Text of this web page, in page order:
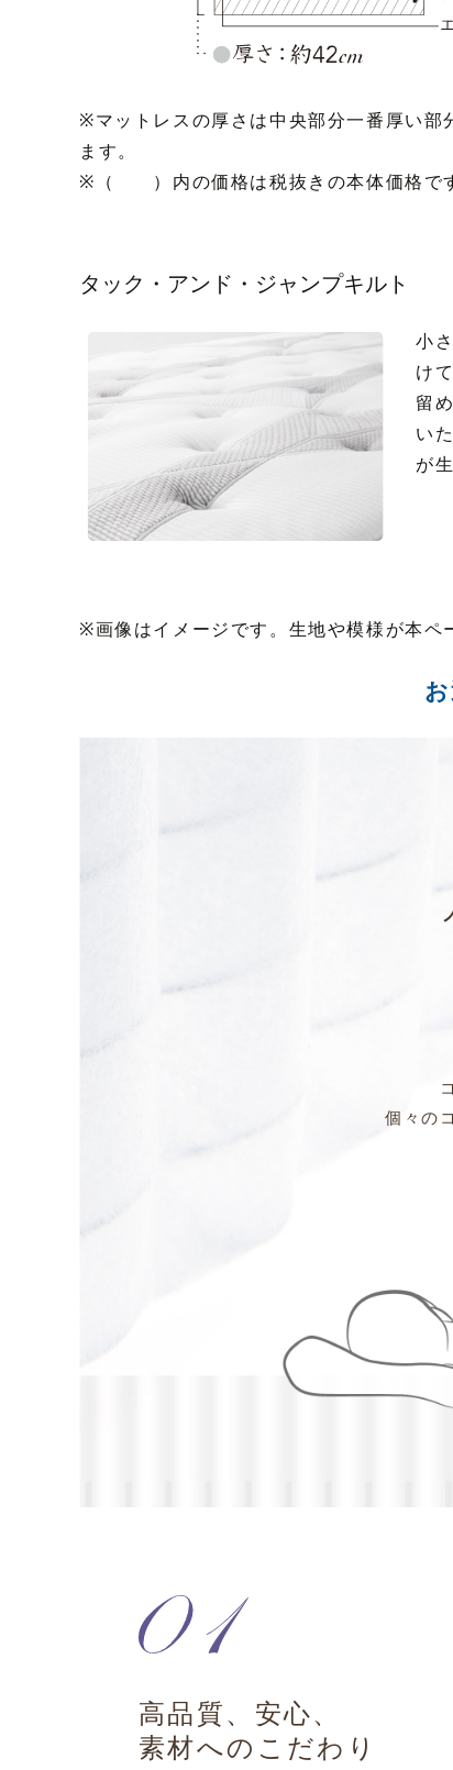
※マットレスの厚さは中央部分一番厚い部
ます。
※（ ）内の価格は税抜きの本体価格です
タック・アンド・ジャンプキルト
小
け
留
い
が
※画像はイメージです。生地や模様が本ペ
個々の
高品質、安心、
素材へのこだわり